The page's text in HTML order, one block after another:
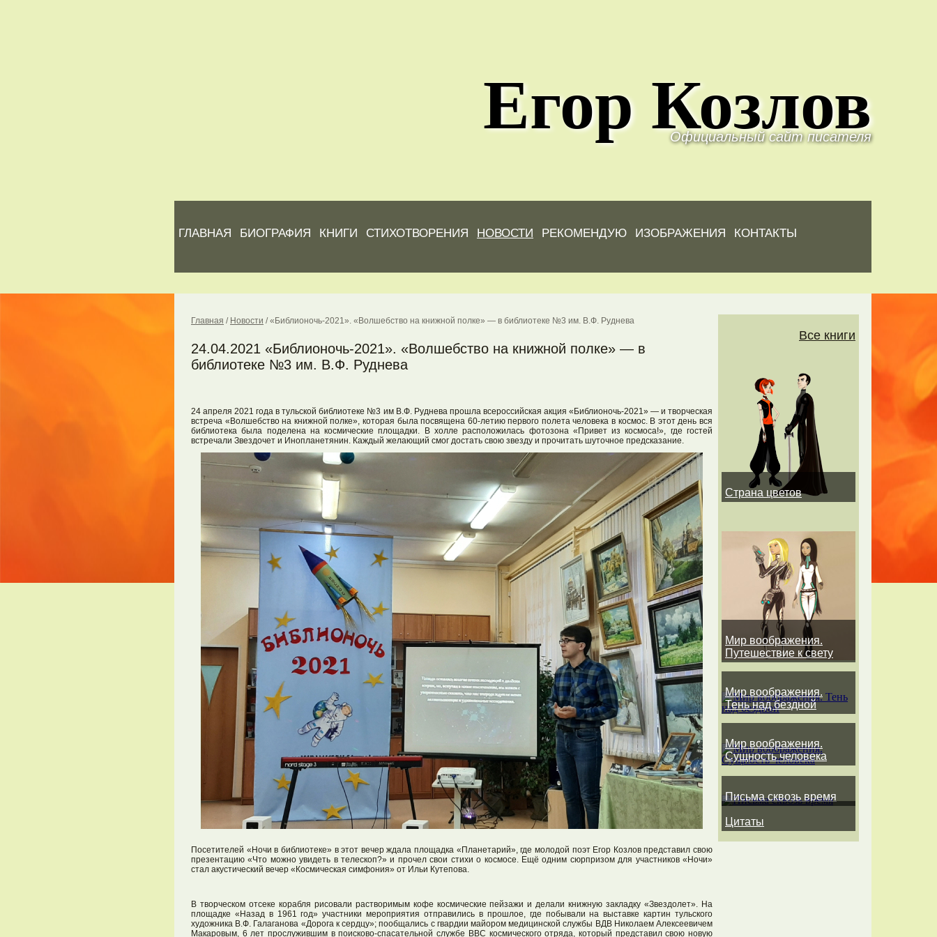
Егор Козлов
Официальный сайт писателя
ГЛАВНАЯ БИОГРАФИЯ КНИГИ СТИХОТВОРЕНИЯ НОВОСТИ РЕКОМЕНДУЮ ИЗОБРАЖЕНИЯ КОНТАКТЫ
Главная / Новости /«Библионочь-2021». «Волшебство на книжной полке» — в библиотеке №3 им. В.Ф. Руднева
24.04.2021 «Библионочь-2021». «Волшебство на книжной полке» — в
библиотеке №3 им. В.Ф. Руднева
24 апреля 2021 года в тульской библиотеке №3 им В.Ф. Руднева прошла всероссийская акция «Библионочь-2021» — и творческая
встреча «Волшебство на книжной полке», которая была посвящена 60-летию первого полета человека в космос. В этот день вся
библиотека была поделена на космические площадки. В холле расположилась фотозона «Привет из космоса!», где гостей
встречали Звездочет и Инопланетянин. Каждый желающий смог достать свою звезду и прочитать шуточное предсказание.
Посетителей «Ночи в библиотеке» в этот вечер ждала площадка «Планетарий», где молодой поэт Егор Козлов представил свою
презентацию «Что можно увидеть в телескоп?» и прочел свои стихи о космосе. Ещё одним сюрпризом для участников «Ночи»
стал акустический вечер «Космическая симфония» от Ильи Кутепова.
В творческом отсеке корабля рисовали растворимым кофе космические пейзажи и делали книжную закладку «Звездолет». На
площадке «Назад в 1961 год» участники мероприятия отправились в прошлое, где побывали на выставке картин тульского
художника В.Ф. Галаганова «Дорога к сердцу»; пообщались с гвардии майором медицинской службы ВДВ Николаем Алексеевичем
Макаровым, 6 лет прослужившим в поисково-спасательной службе ВВС космического отряда, который представил свою новую
Все книги
Страна цветов
Мир воображения.
Путешествие к свету
Мир воображения.
Тень над бездной
Мир воображения.
Сущность человека
Письма сквозь время
Цитаты